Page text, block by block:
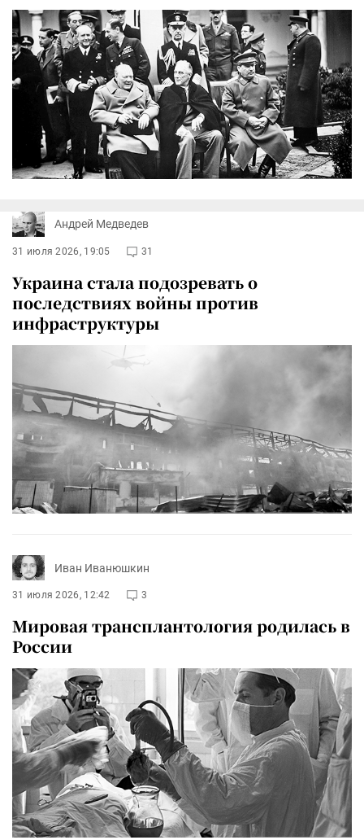
Андрей Медведев
31 июля 2026, 19:05 31
Украина стала подозревать о
последствиях войны против
инфраструктуры
Иван Иванюшкин
31 июля 2026, 12:42 3
Мировая трансплантология родилась в
России